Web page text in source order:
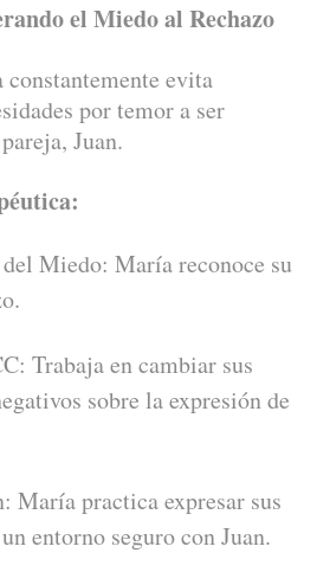
el Miedo al Rechazo
evita
por temor a ser
Juan.
Miedo: María reconoce su
Trabaja en cambiar sus
sobre la expresión de
María practica expresar sus
entorno seguro con Juan.